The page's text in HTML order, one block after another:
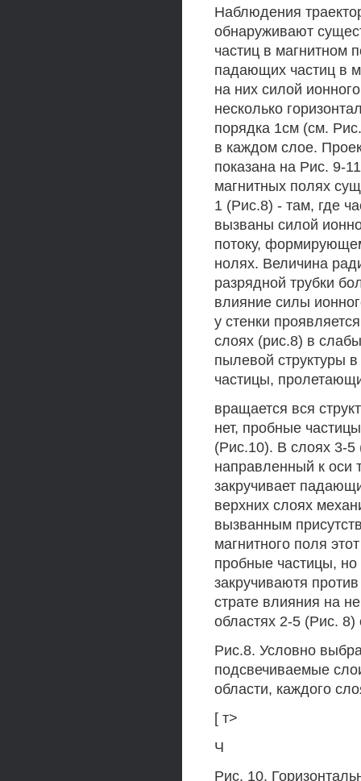
Наблюдения
обнаруживают
частиц в магнитном
падающих частиц в
на них силой
несколько
порядка 1см (см.
в каждом слое.
показана на Рис. 9-
магнитных полях
1 (Рис.8) - там, где
вызваны силой
потоку,
нолях. Величина
разрядной трубки
влияние силы
у стенки
слоях (рис.8) в
пылевой структуры
частицы,
вращается вся
нет, пробные
(Рис.10). В слоях 3-5
направленный к оси
закручивает
верхних слоях
вызванным
магнитного поля
пробные частицы,
закручиваютя
страте влияния на
областях 2-5 (Рис. 8)
Рис.8. Условно
подсвечиваемые
области, каждого
[ т>
Ч
Рис. 10.